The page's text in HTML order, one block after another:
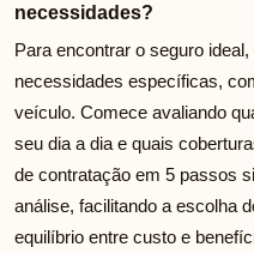
necessidades?
Para encontrar o seguro
necessidades específicas,
veículo. Comece avaliando
seu dia a dia e quais
de contratação em 5 passos
análise, facilitando a escolha
equilíbrio entre custo e